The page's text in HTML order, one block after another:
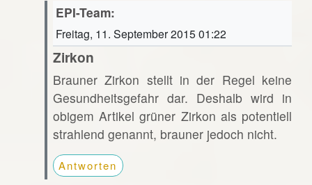
EPI-Team:
Freitag, 11. September 2015 01:22
Zirkon
Brauner Zirkon stellt in der Regel keine
Gesundheitsgefahr dar. Deshalb wird in
obigem Artikel grüner Zirkon als potentiell
strahlend genannt, brauner jedoch nicht.
Antworten